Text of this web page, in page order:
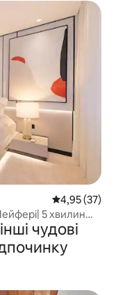
Середня
4,95 (37)
5 хвилин
чудові